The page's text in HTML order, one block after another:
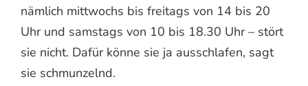
nämlich mittwochs bis freitags von 14 bis 20
Uhr und samstags von 10 bis 18.30 Uhr – stört
sie nicht. Dafür könne sie ja ausschlafen, sagt
sie schmunzelnd.